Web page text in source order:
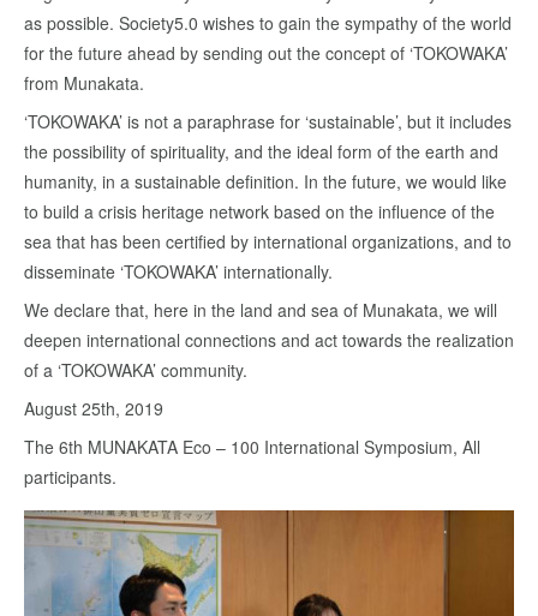
as possible. Society5.0 wishes to gain the sympathy of the world
for the future ahead by sending out the concept of ‘TOKOWAKA’
from Munakata.
‘TOKOWAKA’ is not a paraphrase for ‘sustainable’, but it includes
the possibility of spirituality, and the ideal form of the earth and
humanity, in a sustainable definition. In the future, we would like
to build a crisis heritage network based on the influence of the
sea that has been certified by international organizations, and to
disseminate ‘TOKOWAKA’ internationally.
We declare that, here in the land and sea of Munakata, we will
deepen international connections and act towards the realization
of a ‘TOKOWAKA’ community.
August 25th, 2019
The 6th MUNAKATA Eco – 100 International Symposium, All
participants.